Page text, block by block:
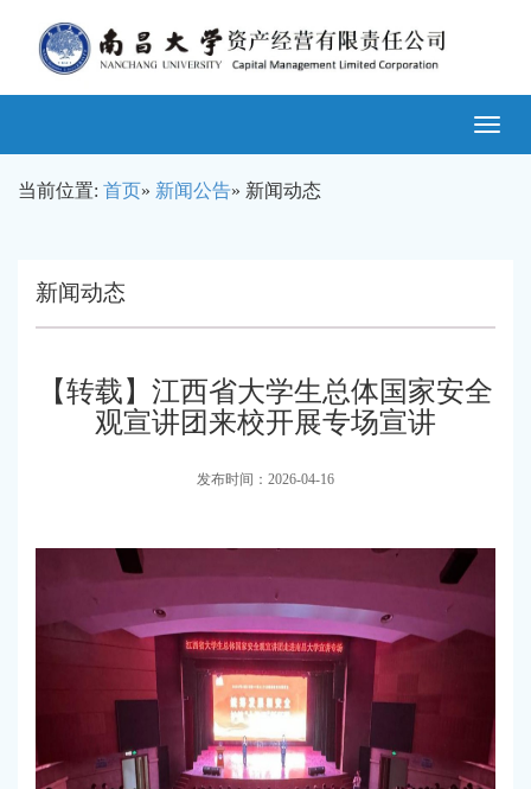
Toggle
当前位置: 首页» 新闻公告» 新闻动态
新闻动态
【转载】江西省大学生总体国家安全
观宣讲团来校开展专场宣讲
发布时间：2026-04-16